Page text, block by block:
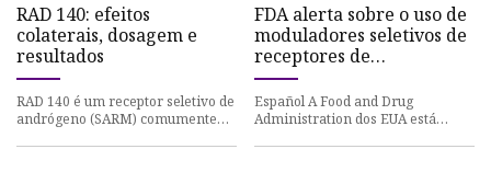
RAD 140: efeitos
colaterais, dosagem e
resultados
RAD 140 é um receptor seletivo de
andrógeno (SARM) comumente
FDA alerta sobre o uso de
moduladores seletivos de
receptores de
andrógenos (SARMs)
entre adolescentes e
jovens adultos
Español A Food and Drug
Administration dos EUA está